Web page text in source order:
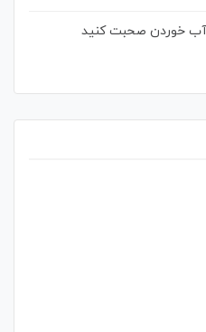
آب خوردن صحبت کنید